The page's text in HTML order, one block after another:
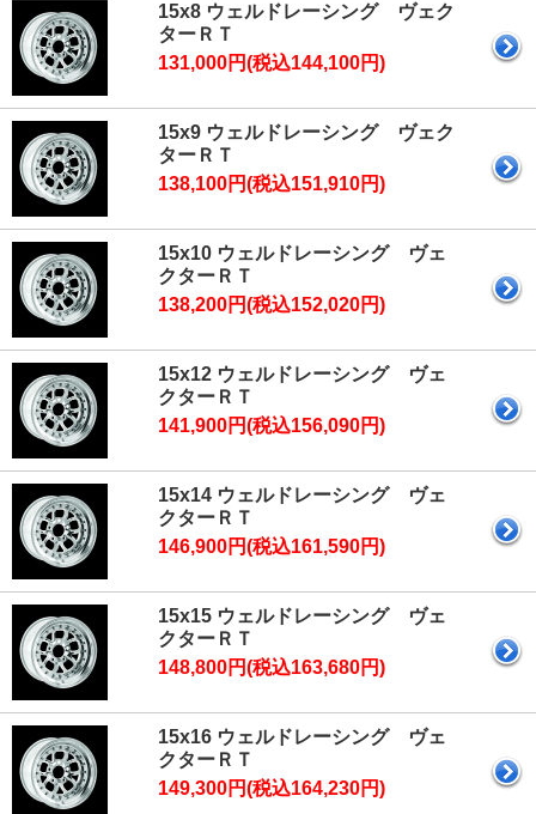
15x8 ウェルドレーシング ヴェク
ターＲＴ
131,000円(税込144,100円)
15x9 ウェルドレーシング ヴェク
ターＲＴ
138,100円(税込151,910円)
15x10 ウェルドレーシング ヴェ
クターＲＴ
138,200円(税込152,020円)
15x12 ウェルドレーシング ヴェ
クターＲＴ
141,900円(税込156,090円)
15x14 ウェルドレーシング ヴェ
クターＲＴ
146,900円(税込161,590円)
15x15 ウェルドレーシング ヴェ
クターＲＴ
148,800円(税込163,680円)
15x16 ウェルドレーシング ヴェ
クターＲＴ
149,300円(税込164,230円)